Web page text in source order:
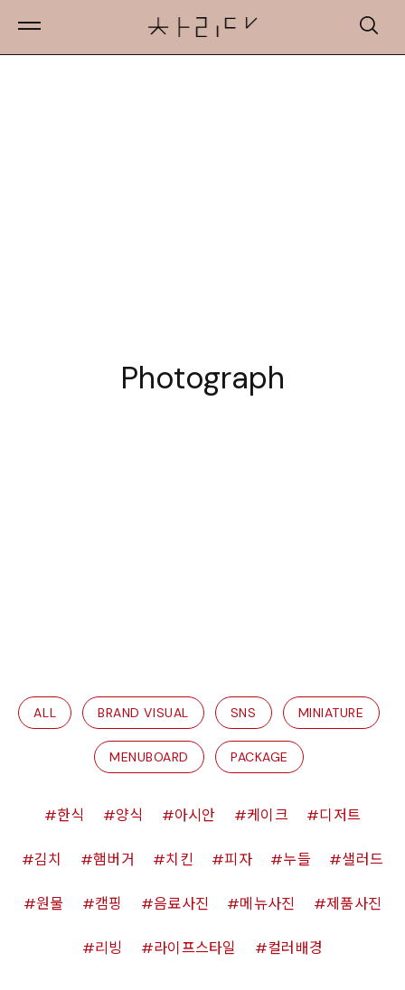
ALL BRAND VISUAL SNS MINIATURE
MENUBOARD PACKAGE
한식 양식 아시안 케이크 디저트
김치 햄버거 치킨 피자 누들 샐러드
원물 캠핑 음료사진 메뉴사진 제품사진
리빙 라이프스타일 컬러배경